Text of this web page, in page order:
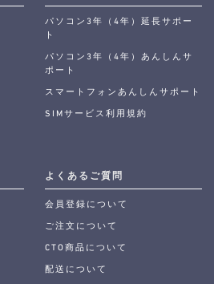
パソコン3年（4年）延長サポー
ト
パソコン3年（4年）あんしんサ
ポート
スマートフォンあんしんサポート
SIMサービス利用規約
よくあるご質問
会員登録について
ご注文について
CTO商品について
配送について